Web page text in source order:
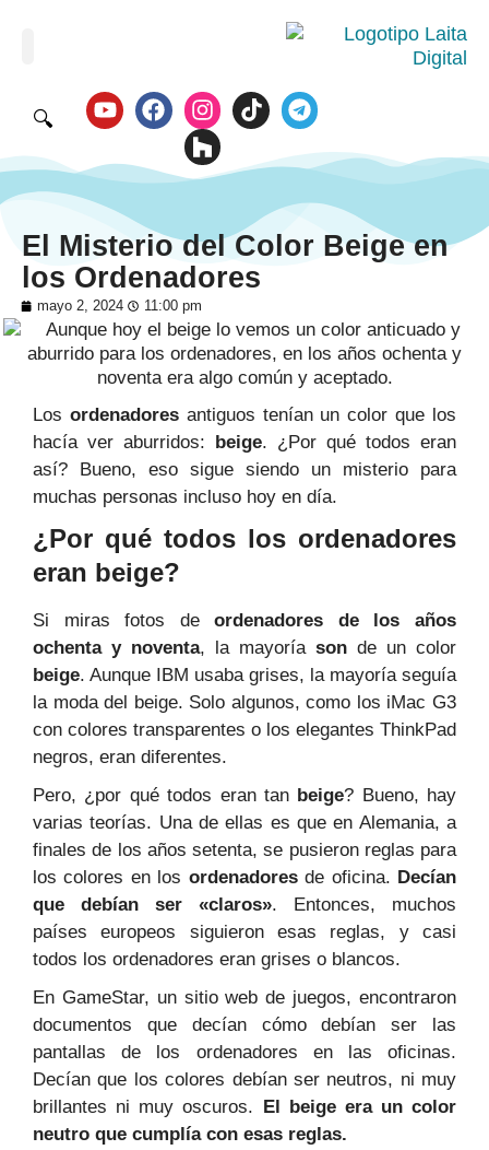
🔍
El Misterio del Color Beige en
los Ordenadores
mayo 2, 2024 11:00 pm
Los ordenadoresantiguos tenían un color que los
hacía ver aburridos:
beige. ¿Por qué todos eran
así? Bueno, eso sigue siendo un misterio para
muchas personas incluso hoy en día.
¿Por qué todos los ordenadores
eran beige?
Si miras fotos deordenadores de los años
ochenta y noventa, la mayoría son de un color
beige. Aunque IBM usaba grises, la mayoría seguía
la moda del beige. Solo algunos, como los iMac G3
con colores transparentes o los elegantes ThinkPad
negros, eran diferentes.
Pero, ¿por qué todos eran tan beige? Bueno, hay
varias teorías. Una de ellas es que en Alemania, a
finales de los años setenta, se pusieron reglas para
los colores en los ordenadoresde oficina. Decían
que debían ser «claros». Entonces, muchos
países europeos siguieron esas reglas, y casi
todos los ordenadores eran grises o blancos.
En GameStar, un sitio web de juegos, encontraron
documentos que decían cómo debían ser las
pantallas de los ordenadores en las oficinas.
Decían que los colores debían ser neutros, ni muy
brillantes ni muy oscuros. El beige era un color
neutro que cumplía con esas reglas.